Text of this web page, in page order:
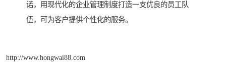
诺，用现代化的企业管理制度打造一支优良的员工队
伍，可为客户提供个性化的服务。
http://www.hongwai88.com